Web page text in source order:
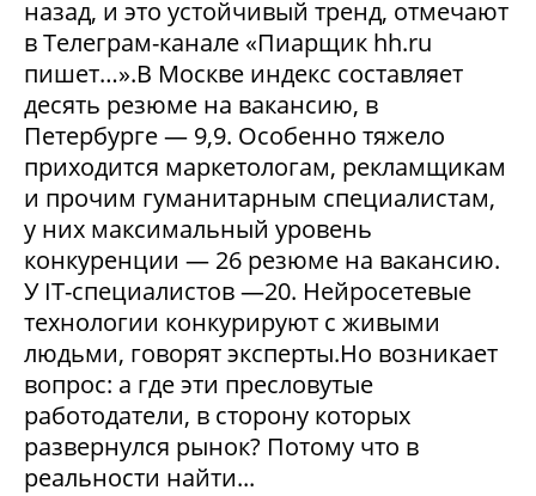
назад, и это устойчивый тренд, отмечают
в Телеграм-канале «Пиарщик hh.ru
пишет…».В Москве индекс составляет
десять резюме на вакансию, в
Петербурге — 9,9. Особенно тяжело
приходится маркетологам, рекламщикам
и прочим гуманитарным специалистам,
у них максимальный уровень
конкуренции — 26 резюме на вакансию.
У IT-специалистов —20. Нейросетевые
технологии конкурируют с живыми
людьми, говорят эксперты.Но возникает
вопрос: а где эти пресловутые
работодатели, в сторону которых
развернулся рынок? Потому что в
реальности найти...